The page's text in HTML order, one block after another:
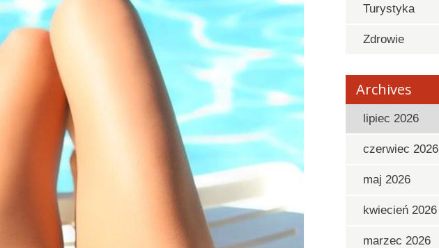
Turystyka
Zdrowie
Archives
lipiec 2026
czerwiec 2026
maj 2026
kwiecień 2026
marzec 2026